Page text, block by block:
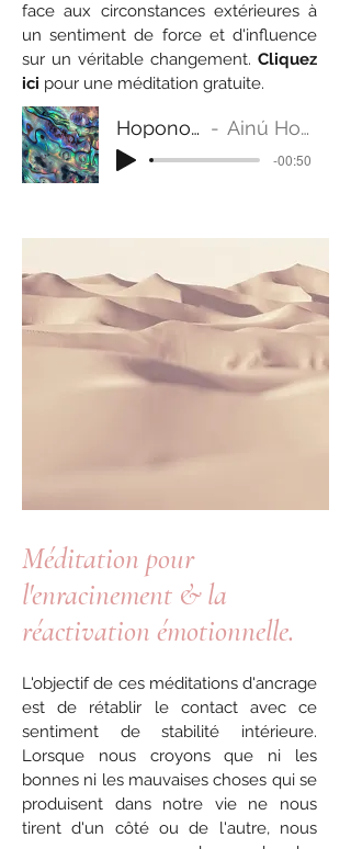
face aux circonstances extérieures à
un sentiment de force et d'influence
sur un véritable changement. Cliquez
ici pour une méditation gratuite.
Hoponopono short Ainú Holistic Therapy
-00:50
Méditation pour
l'enracinement & la
réactivation émotionnelle.
L'objectif de ces méditations d'ancrage
est de rétablir le contact avec ce
sentiment de stabilité intérieure.
Lorsque nous croyons que ni les
bonnes ni les mauvaises choses qui se
produisent dans notre vie ne nous
tirent d'un côté ou de l'autre, nous